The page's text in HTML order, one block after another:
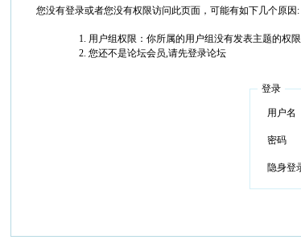
您没有登录或者您没有权限访问此页面，可能有如下几个原因:
用户组权限：你所属的用户组没有发表主题的权
您还不是论坛会员,请先登录论坛
登录
用户名
密码
隐身登